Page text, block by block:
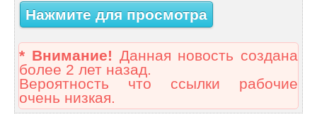
Нажмите для просмотра
* Внимание! Данная новость создана
более 2 лет назад.
Вероятность что ссылки рабочие
очень низкая.